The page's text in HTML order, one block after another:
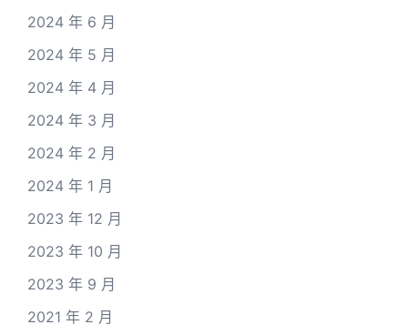
2024 年 6 月
2024 年 5 月
2024 年 4 月
2024 年 3 月
2024 年 2 月
2024 年 1 月
2023 年 12 月
2023 年 10 月
2023 年 9 月
2021 年 2 月